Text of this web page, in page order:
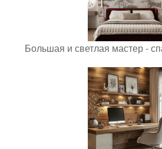
Большая и светлая мастер -